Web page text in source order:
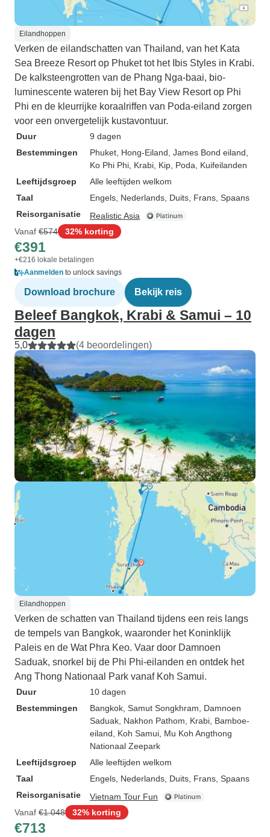
Eilandhoppen
Verken de eilandschatten van Thailand, van het Kata
Sea Breeze Resort op Phuket tot het Ibis Styles in Krabi.
De kalksteengrotten van de Phang Nga-baai, bio-
luminescente wateren bij het Bay View Resort op Phi
Phi en de kleurrijke koraalriffen van Poda-eiland zorgen
voor een onvergetelijk kustavontuur.
Duur
9 dagen
Bestemmingen
Phuket , Hong-Eiland , James Bond eiland
Ko Phi Phi , Krabi , Kip, Poda, Kuifeilanden
Leeftijdsgroep
Alle leeftijden welkom
Taal
Engels, Nederlands, Duits, Frans, Spaans
Reisorganisatie
Realistic Asia
Vanaf €574 32% korting
€391
+€216 lokale betalingen
Aanmelden to unlock savings
Download brochure Bekijk reis
Beleef Bangkok, Krabi & Samui – 10
dagen
5,0 (4 beoordelingen)
Eilandhoppen
Verken de schatten van Thailand tijdens een reis langs
de tempels van Bangkok, waaronder het Koninklijk
Paleis en de Wat Phra Keo. Vaar door Damnoen
Saduak, snorkel bij de Phi Phi-eilanden en ontdek het
Ang Thong Nationaal Park vanaf Koh Samui.
Duur
10 dagen
Bestemmingen
Bangkok , Samut Songkhram , Damnoen
Saduak , Nakhon Pathom , Krabi , Bamboe-
eiland , Koh Samui , Mu Koh Angthong
Nationaal Zeepark
Leeftijdsgroep
Alle leeftijden welkom
Taal
Engels, Nederlands, Duits, Frans, Spaans
Reisorganisatie
Vietnam Tour Fun
Vanaf €1.048 32% korting
€713